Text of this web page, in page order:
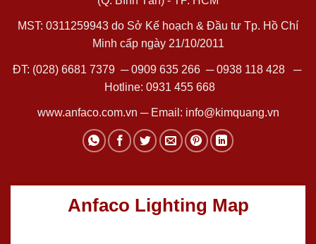
MST: 0311259943 do Sở Kế hoạch & Đầu tư Tp. Hồ Chí
Minh cấp ngày 21/10/2011
ĐT: (028) 6681 7379 ─0909 635 266─0938 118 428─
Hotline: 0931 455 668
www.anfaco.com.vn ─ Email: info@kimquang.vn
Anfaco Lighting Map